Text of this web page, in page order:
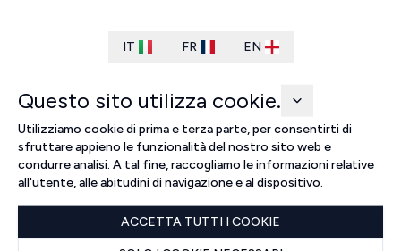
IT FR EN
Questo sito utilizza cookie.
Utilizziamo cookie di prima e terza parte, per consentirti di
sfruttare appieno le funzionalità del nostro sito web e
condurre analisi. A tal fine, raccogliamo le informazioni relative
all'utente, alle abitudini di navigazione e al dispositivo.
ACCETTA TUTTI I COOKIE